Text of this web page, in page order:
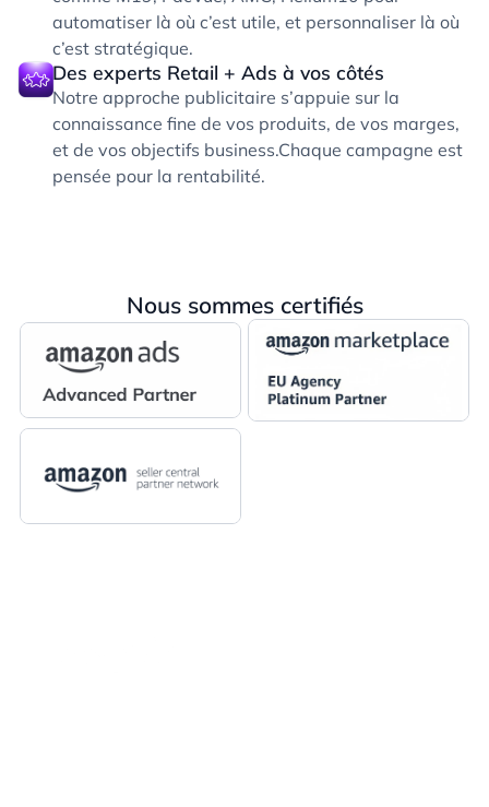
automatiser là où c’est utile, et personnaliser là où
c’est stratégique.
Des experts Retail + Ads à vos côtés
Notre approche publicitaire s’appuie sur la
connaissance fine de vos produits, de vos marges,
et de vos objectifs business.Chaque campagne est
pensée pour la rentabilité.
Nous sommes certifiés